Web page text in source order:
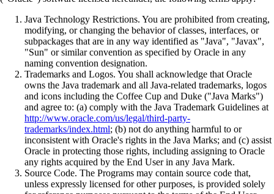
Java Technology Restrictions. You are prohibited from creating,
modifying, or changing the behavior of classes, interfaces, or
subpackages that are in any way identified as "Java", "Javax",
"Sun" or similar convention as specified by Oracle in any
naming convention designation.
Trademarks and Logos. You shall acknowledge that Oracle
owns the Java trademark and all Java-related trademarks, logos
and icons including the Coffee Cup and Duke ("Java Marks")
and agree to: (a) comply with the Java Trademark Guidelines at
http://www.oracle.com/us/legal/third-party-
trademarks/index.html; (b) not do anything harmful to or
inconsistent with Oracle's rights in the Java Marks; and (c) assist
Oracle in protecting those rights, including assigning to Oracle
any rights acquired by the End User in any Java Mark.
Source Code. The Programs may contain source code that,
unless expressly licensed for other purposes, is provided solely